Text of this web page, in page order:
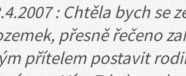
: Chtěla bych se
přesně řečeno
přítelem postavit